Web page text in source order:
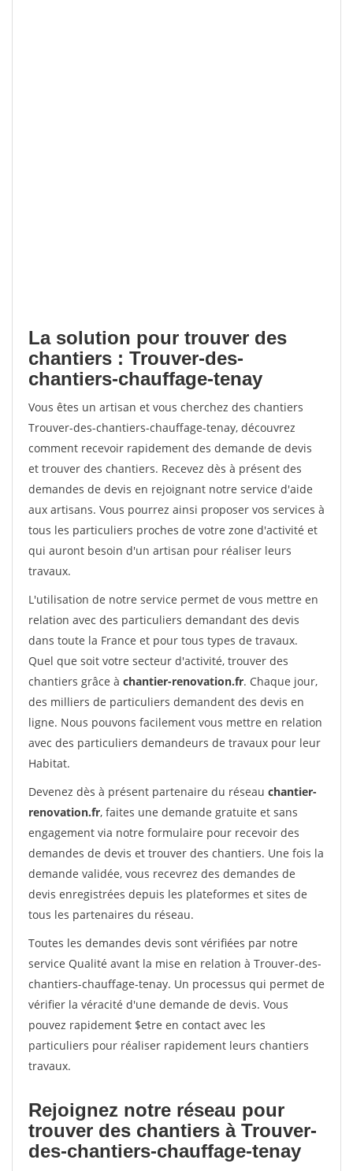
La solution pour trouver des
chantiers : Trouver-des-
chantiers-chauffage-tenay
Vous êtes un artisan et vous cherchez des chantiers
Trouver-des-chantiers-chauffage-tenay, découvrez
comment recevoir rapidement des demande de devis
et trouver des chantiers. Recevez dès à présent des
demandes de devis en rejoignant notre service d'aide
aux artisans. Vous pourrez ainsi proposer vos services à
tous les particuliers proches de votre zone d'activité et
qui auront besoin d'un artisan pour réaliser leurs
travaux.
L'utilisation de notre service permet de vous mettre en
relation avec des particuliers demandant des devis
dans toute la France et pour tous types de travaux.
Quel que soit votre secteur d'activité, trouver des
chantiers grâce à chantier-renovation.fr. Chaque jour,
des milliers de particuliers demandent des devis en
ligne. Nous pouvons facilement vous mettre en relation
avec des particuliers demandeurs de travaux pour leur
Habitat.
Devenez dès à présent partenaire du réseau chantier-
renovation.fr, faites une demande gratuite et sans
engagement via notre formulaire pour recevoir des
demandes de devis et trouver des chantiers. Une fois la
demande validée, vous recevrez des demandes de
devis enregistrées depuis les plateformes et sites de
tous les partenaires du réseau.
Toutes les demandes devis sont vérifiées par notre
service Qualité avant la mise en relation à Trouver-des-
chantiers-chauffage-tenay. Un processus qui permet de
vérifier la véracité d'une demande de devis. Vous
pouvez rapidement $etre en contact avec les
particuliers pour réaliser rapidement leurs chantiers
travaux.
Rejoignez notre réseau pour
trouver des chantiers à Trouver-
des-chantiers-chauffage-tenay